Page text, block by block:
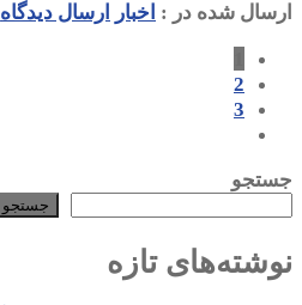
ارسال شده در : اخبار
ارسال دیدگاه
2
3
جستجو
جستجو
نوشته‌های تازه